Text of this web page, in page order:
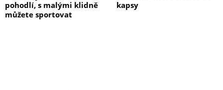
pohodlí, s malými klidně
můžete sportovat
kapsy